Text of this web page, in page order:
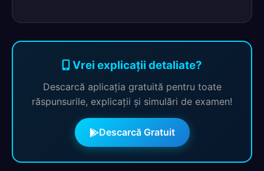
Vrei explicații detaliate?
Descarcă aplicația gratuită pentru toate
răspunsurile, explicații și simulări de examen!
Descarcă Gratuit